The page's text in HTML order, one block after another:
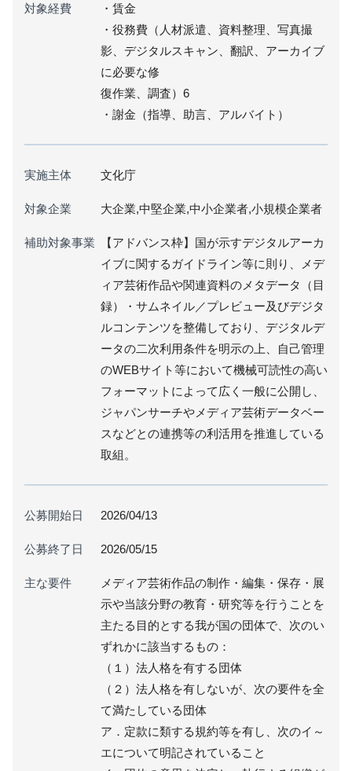
対象経費
・賃金
・役務費（人材派遣、資料整理、写真撮
影、デジタルスキャン、翻訳、アーカイブ
に必要な修
復作業、調査）6
・謝金（指導、助言、アルバイト）
実施主体 文化庁
対象企業 大企業,中堅企業,中小企業者,小規模企業者
補助対象事業
【アドバンス枠】国が示すデジタルアーカ
イブに関するガイドライン等に則り、メデ
ィア芸術作品や関連資料のメタデータ（目
録）・サムネイル／プレビュー及びデジタ
ルコンテンツを整備しており、デジタルデ
ータの二次利用条件を明示の上、自己管理
のWEBサイト等において機械可読性の高い
フォーマットによって広く一般に公開し、
ジャパンサーチやメディア芸術データベー
スなどとの連携等の利活用を推進している
取組。
公募開始日 2026/04/13
公募終了日 2026/05/15
主な要件
メディア芸術作品の制作・編集・保存・展
示や当該分野の教育・研究等を行うことを
主たる目的とする我が国の団体で、次のい
ずれかに該当するもの：
（１）法人格を有する団体
（２）法人格を有しないが、次の要件を全
て満たしている団体
ア．定款に類する規約等を有し、次のイ～
エについて明記されていること